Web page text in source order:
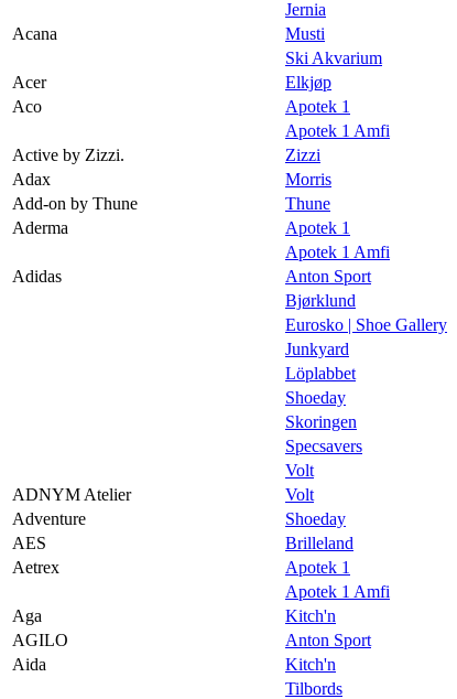
Jernia
Acana
Musti
Ski Akvarium
Acer
Elkjøp
Aco
Apotek 1
Apotek 1 Amfi
Active by Zizzi.
Zizzi
Adax
Morris
Add-on by Thune
Thune
Aderma
Apotek 1
Apotek 1 Amfi
Adidas
Anton Sport
Bjørklund
Eurosko | Shoe Gallery
Junkyard
Löplabbet
Shoeday
Skoringen
Specsavers
Volt
ADNYM Atelier
Volt
Adventure
Shoeday
AES
Brilleland
Aetrex
Apotek 1
Apotek 1 Amfi
Aga
Kitch'n
AGILO
Anton Sport
Aida
Kitch'n
Tilbords